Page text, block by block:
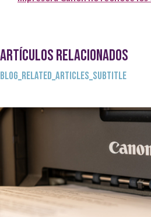
ARTÍCULOS RELACIONADOS
BLOG_RELATED_ARTICLES_SUBTITLE